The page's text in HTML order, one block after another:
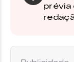
prévia